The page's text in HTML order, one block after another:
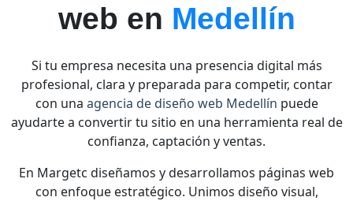
web en Medellín
Si tu empresa necesita una presencia digital más
profesional, clara y preparada para competir, contar
con una agencia de diseño web Medellín puede
ayudarte a convertir tu sitio en una herramienta real de
confianza, captación y ventas.
En Margetc diseñamos y desarrollamos páginas web
con enfoque estratégico. Unimos diseño visual,